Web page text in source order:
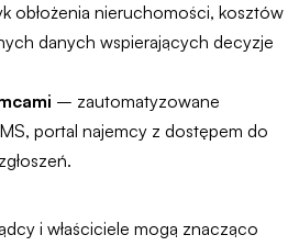
obłożenia nieruchomości, kosztów
danych wspierających decyzje
– zautomatyzowane
portal najemcy z dostępem do
i właściciele mogą znacząco